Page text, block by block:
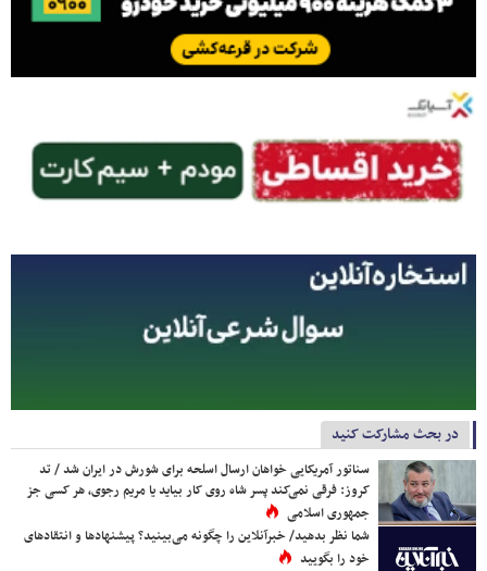
در بحث مشارکت کنید
سناتور آمریکایی خواهان ارسال اسلحه برای شورش در ایران شد / تد
کروز: فرقی نمی‌کند پسر شاه روی کار بیاید یا مریم رجوی، هر کسی جز
جمهوری اسلامی
شما نظر بدهید/ خبرآنلاین را چگونه می‌بینید؟ پیشنهادها و انتقادهای
خود را بگویید